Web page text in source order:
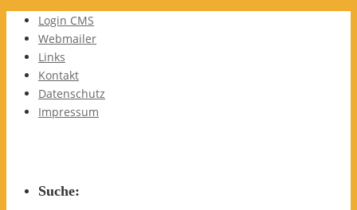
Login CMS
Webmailer
Links
Kontakt
Datenschutz
Impressum
Suche: